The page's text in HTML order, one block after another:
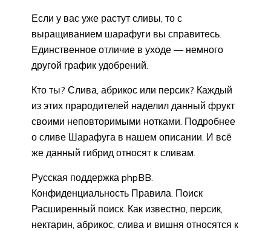
Если у вас уже растут сливы, то с
выращиванием шарафуги вы справитесь.
Единственное отличие в уходе — немного
другой график удобрений.
Кто ты? Слива, абрикос или персик? Каждый
из этих прародителей наделил данный фрукт
своими неповторимыми нотками. Подробнее
о сливе Шарафуга в нашем описании. И всё
же данный гибрид относят к сливам.
Русская поддержка phpBB.
Конфиденциальность Правила. Поиск
Расширенный поиск. Как известно, персик,
нектарин, абрикос, слива и вишня относятся к